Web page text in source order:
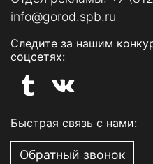
info@gorod.spb.ru
Следите за нашим
соцсетях:
Быстрая связь с нами:
Обратный звонок